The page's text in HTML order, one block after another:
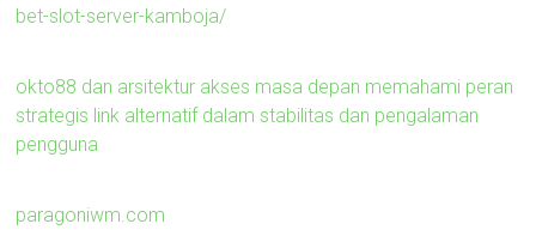
bet-slot-server-kamboja/
okto88 dan arsitektur akses masa depan memahami peran
strategis link alternatif dalam stabilitas dan pengalaman
pengguna
paragoniwm.com